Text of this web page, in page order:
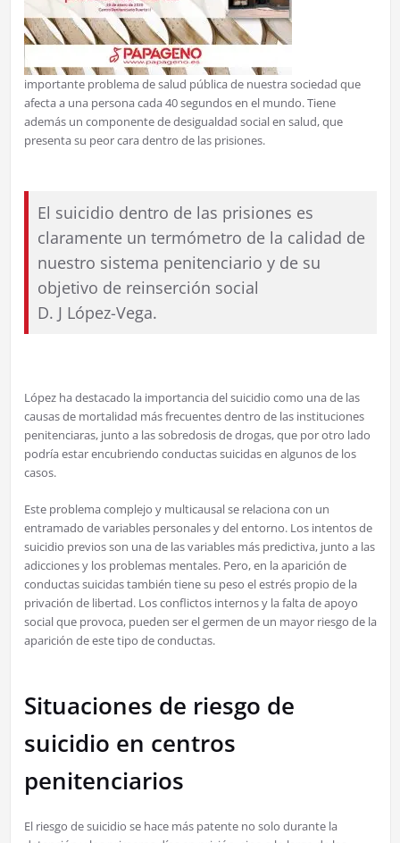
importante problema de salud pública de nuestra sociedad que
afecta a una persona cada 40 segundos en el mundo. Tiene
además un componente de desigualdad social en salud, que
presenta su peor cara dentro de las prisiones.
El suicidio dentro de las prisiones es
claramente un termómetro de la calidad de
nuestro sistema penitenciario y de su
objetivo de reinserción social
D. J López-Vega.
López ha destacado la importancia del suicidio como una de las
causas de mortalidad más frecuentes dentro de las instituciones
penitenciaras, junto a las sobredosis de drogas, que por otro lado
podría estar encubriendo conductas suicidas en algunos de los
casos.
Este problema complejo y multicausal se relaciona con un
entramado de variables personales y del entorno. Los intentos de
suicidio previos son una de las variables más predictiva, junto a las
adicciones y los problemas mentales. Pero, en la aparición de
conductas suicidas también tiene su peso el estrés propio de la
privación de libertad. Los conflictos internos y la falta de apoyo
social que provoca, pueden ser el germen de un mayor riesgo de la
aparición de este tipo de conductas.
Situaciones de riesgo de
suicidio en centros
penitenciarios
El riesgo de suicidio se hace más patente no solo durante la